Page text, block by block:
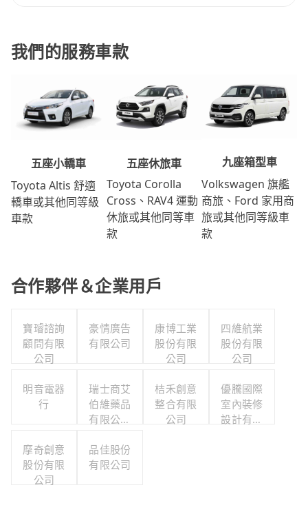
我們的服務車款
五座小轎車
Toyota Altis 舒適
轎車或其他同等級
車款
五座休旅車
Toyota Corolla
Cross、RAV4 運動
休旅或其他同等車
款
九座箱型車
Volkswagen 旗艦
商旅、Ford 家用商
旅或其他同等級車
款
合作夥伴＆企業用戶
寶璿諮詢
顧問有限
公司
豪情廣告
有限公司
康博工業
股份有限
公司
四維航業
股份有限
公司
明音電器
行
瑞士商艾
伯維藥品
有限公司
司
桔禾創意
整合有限
公司
優騰國際
室內裝修
設計有限
摩奇創意
股份有限
公司
品佳股份
有限公司